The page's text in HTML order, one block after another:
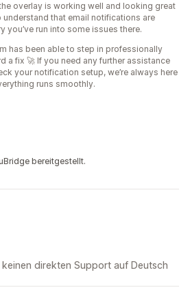
overlay is working well and looking great
understand that email notifications are
you’ve run into some issues there.
has been able to step in professionally
a fix 🚀 If you need any further assistance
your notification setup, we’re always here
runs smoothly.
bereitgestellt.
direkten Support auf Deutsch